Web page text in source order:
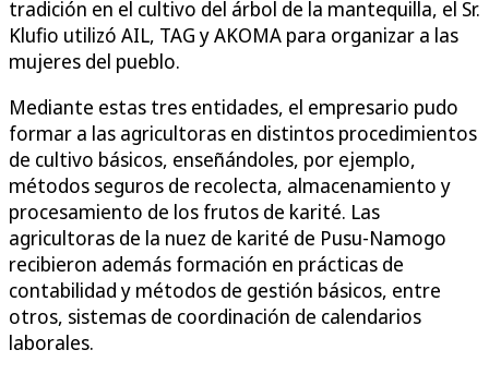
tradición en el cultivo del árbol de la mantequilla, el Sr.
Klufio utilizó AIL, TAG y AKOMA para organizar a las
mujeres del pueblo.
Mediante estas tres entidades, el empresario pudo
formar a las agricultoras en distintos procedimientos
de cultivo básicos, enseñándoles, por ejemplo,
métodos seguros de recolecta, almacenamiento y
procesamiento de los frutos de karité. Las
agricultoras de la nuez de karité de Pusu-Namogo
recibieron además formación en prácticas de
contabilidad y métodos de gestión básicos, entre
otros, sistemas de coordinación de calendarios
laborales.